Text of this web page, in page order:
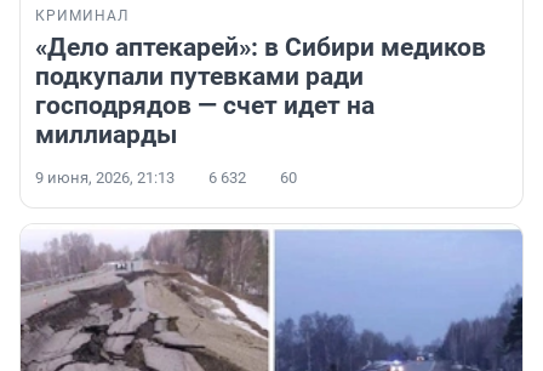
КРИМИНАЛ
«Дело аптекарей»: в Сибири медиков
подкупали путевками ради
господрядов — счет идет на
миллиарды
9 июня, 2026, 21:13 6 632 60